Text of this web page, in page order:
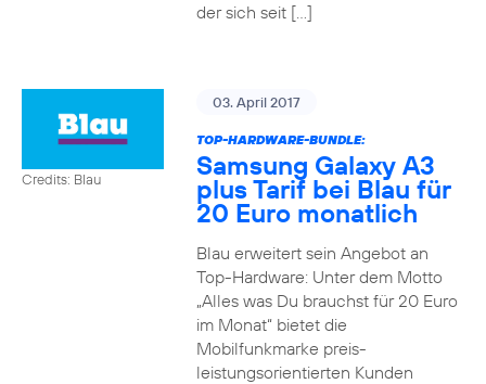
der sich seit […]
Credits: Blau
03. April 2017
TOP-HARDWARE-BUNDLE:
Samsung Galaxy A3
plus Tarif bei Blau für
20 Euro monatlich
Blau erweitert sein Angebot an
Top-Hardware: Unter dem Motto
„Alles was Du brauchst für 20 Euro
im Monat“ bietet die
Mobilfunkmarke preis-
leistungsorientierten Kunden